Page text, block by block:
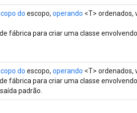
do escopo, operando <T> ordenados,
fábrica para criar uma classe
do escopo, operando <T> ordenados,
fábrica para criar uma classe
padrão.